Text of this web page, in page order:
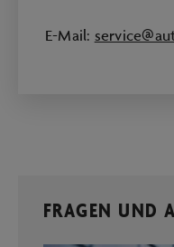
E-Mail:
FRAGEN UND